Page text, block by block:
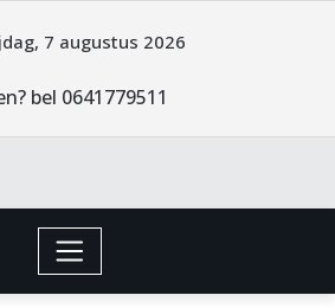
7 augustus 2026
bel 0641779511